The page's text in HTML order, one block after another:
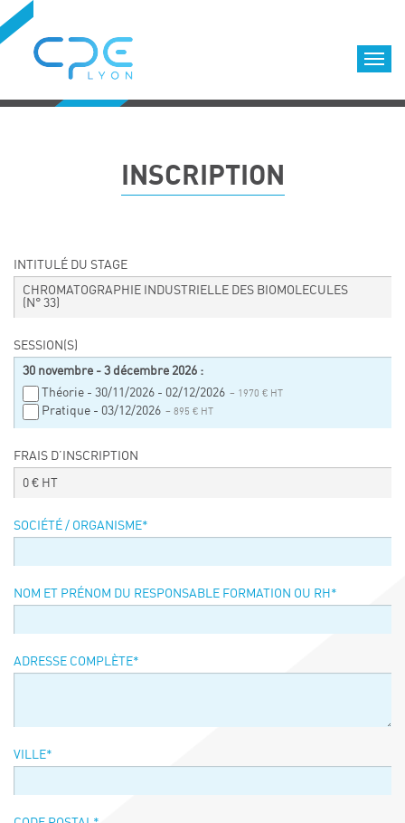
Formations diplômantes
Equipe
Nous choisir
LOCATION DE SALLES DE FORMATION
Accès
Nos clients
Événements
Symposium on Chain Transfer Catalysis for
sustainability – September 15 and 16, 2026
Contacts
INSCRIPTION
INTITULÉ DU STAGE
CHROMATOGRAPHIE INDUSTRIELLE DES BIOMOLECULES
(N° 33)
SESSION(S)
30 novembre - 3 décembre 2026 :
Théorie - 30/11/2026 - 02/12/2026 – 1970 € HT
Pratique - 03/12/2026 – 895 € HT
FRAIS D’INSCRIPTION
0 € HT
SOCIÉTÉ / ORGANISME*
NOM ET PRÉNOM DU RESPONSABLE FORMATION OU RH *
ADRESSE COMPLÈTE*
VILLE*
Cookies management panel